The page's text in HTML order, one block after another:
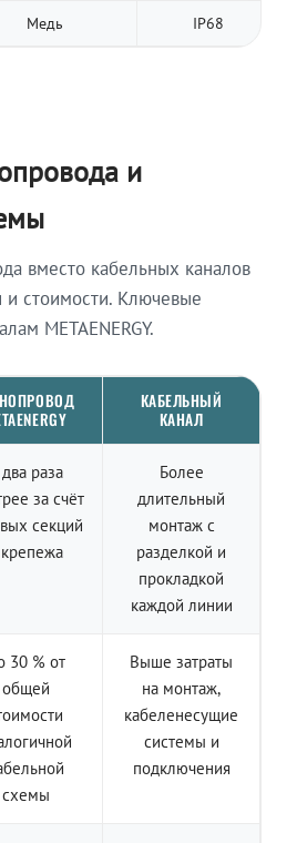
Медь IP68
и
вместо кабельных каналов
стоимости. Ключевые
METAENERGY.
КАБЕЛЬНЫЙ
КАНАЛ
раза
за счёт
секций
Более
длительный
монтаж с
разделкой и
прокладкой
каждой линии
30 % от
общей
схемы
Выше затраты
на монтаж,
кабеленесущие
системы и
подключения